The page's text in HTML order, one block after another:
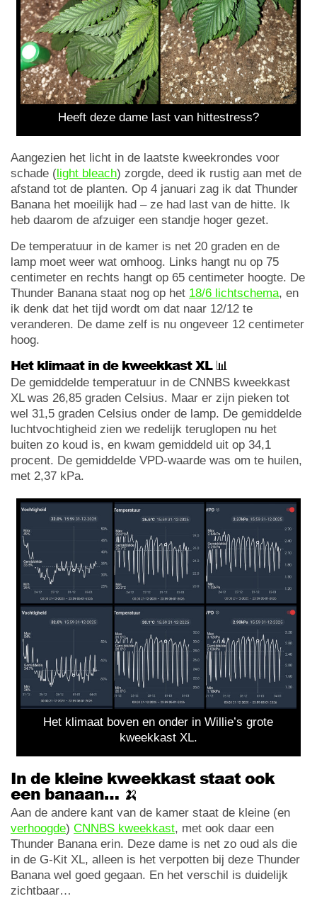
Heeft deze dame last van hittestress?
Aangezien het licht in de laatste kweekrondes voor
schade (light bleach) zorgde, deed ik rustig aan met de
afstand tot de planten. Op 4 januari zag ik dat Thunder
Banana het moeilijk had – ze had last van de hitte. Ik
heb daarom de afzuiger een standje hoger gezet.
De temperatuur in de kamer is net 20 graden en de
lamp moet weer wat omhoog. Links hangt nu op 75
centimeter en rechts hangt op 65 centimeter hoogte. De
Thunder Banana staat nog op het 18/6 lichtschema, en
ik denk dat het tijd wordt om dat naar 12/12 te
veranderen. De dame zelf is nu ongeveer 12 centimeter
hoog.
Het klimaat in de kweekkast XL 📊
De gemiddelde temperatuur in de CNNBS kweekkast
XL was 26,85 graden Celsius. Maar er zijn pieken tot
wel 31,5 graden Celsius onder de lamp. De gemiddelde
luchtvochtigheid zien we redelijk teruglopen nu het
buiten zo koud is, en kwam gemiddeld uit op 34,1
procent. De gemiddelde VPD-waarde was om te huilen,
met 2,37 kPa.
Het klimaat boven en onder in Willie’s grote
kweekkast XL.
In de kleine kweekkast staat ook
een banaan… 🍌
Aan de andere kant van de kamer staat de kleine (en
verhoogde) CNNBS kweekkast, met ook daar een
Thunder Banana erin. Deze dame is net zo oud als die
in de G-Kit XL, alleen is het verpotten bij deze Thunder
Banana wel goed gegaan. En het verschil is duidelijk
zichtbaar…